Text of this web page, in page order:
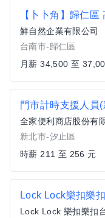
【卜卜角】歸仁區
鮮自然企業有限公司
台南市-歸仁區
月薪 34,500 至
門市計時支援人員
全家便利商店股份有
新北市-汐止區
時薪 211 至 256 元
Lock Lock樂扣樂
Lock Lock 樂扣樂扣